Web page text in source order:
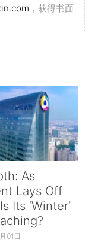
，获得书面
As
Lays Off
Its ‘Winter’
01日